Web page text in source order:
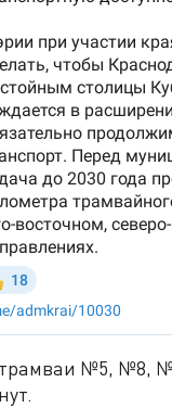
трамваи №5, №8,